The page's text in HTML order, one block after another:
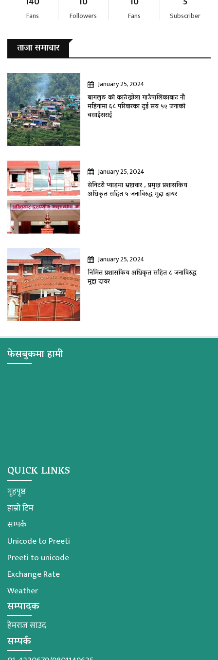
Fans Followers Fans Subscriber
ताजा समाचार
January 25, 2024
बागलुङ काे काठेखोला गाउँपालिकाबाट नौ
महिनामा ६८ परिवारका दुई सय ५२ जनाकाे
बसाइँसराई
January 25, 2024
सेनिटरी प्याडमा भ्रष्टाचार , प्रमुख प्रशासकिय
अधिकृत सहित ५ जनाविरुद्ध मुद्दा दायर
January 25, 2024
निमित्त प्रशासकिय अधिकृत सहित ८ जनाविरुद्ध
मुद्दा दायर
फेसबुकमा हामी
QUICK LINKS
गृहपृष्ठ
हाम्रो टिम
सम्पर्क
Unicode to Preeti
Preeti to unicode
Exchange Rate
Weather
सम्पादक
हेमराज साउद
सम्पर्क